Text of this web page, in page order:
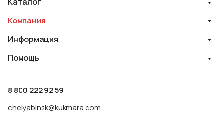
Компания
Информация
Помощь
8 800 222 92 59
chelyabinsk@kukmara.com